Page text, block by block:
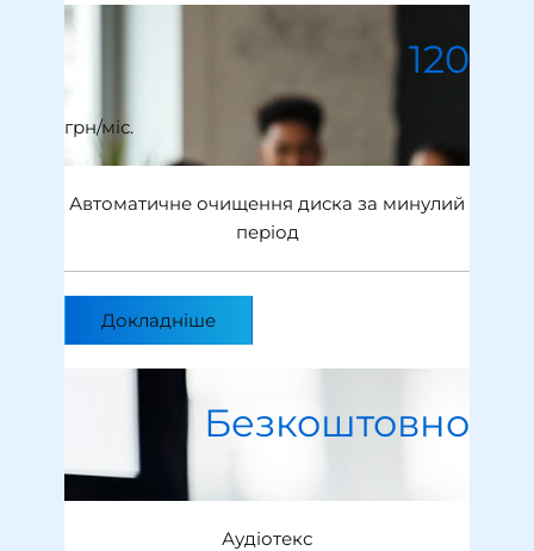
120
грн/мiс.
Автоматичне очищення диска за минулий
період
Докладніше
Безкоштовно
Аудіотекс